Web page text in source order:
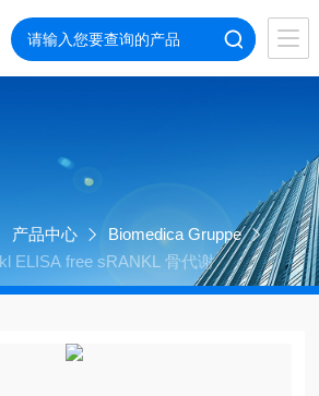
产品中心
Biomedica Gruppe
游离型Rankl ELISA free sRANKL 骨代谢